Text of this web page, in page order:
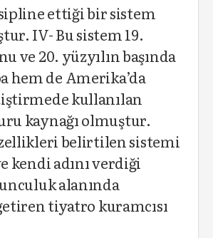
ettiği bir sistem
IV- Bu sistem 19.
ve 20. yüzyılın başında
hem de Amerika’da
kullanılan
kaynağı olmuştur.
belirtilen sistemi
kendi adını verdiği
alanında
tiyatro kuramcısı